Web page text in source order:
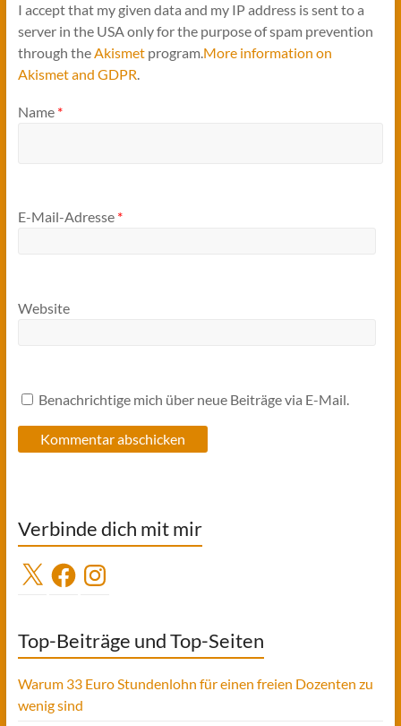
I accept that my given data and my IP address is sent to a
server in the USA only for the purpose of spam prevention
through theAkismetprogram.More information on
Akismet and GDPR.
Name *
E-Mail-Adresse *
Website
Benachrichtige mich über neue Beiträge via E-Mail.
Verbinde dich mit mir
X FacebookInstagram
Top-Beiträge und Top-Seiten
Warum 33 Euro Stundenlohn für einen freien Dozenten zu
wenig sind